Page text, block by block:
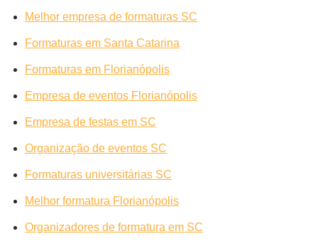
Melhor empresa de formaturas SC
Formaturas em Santa Catarina
Formaturas em Florianópolis
Empresa de eventos Florianópolis
Empresa de festas em SC
Organização de eventos SC
Formaturas universitárias SC
Melhor formatura Florianópolis
Organizadores de formatura em SC